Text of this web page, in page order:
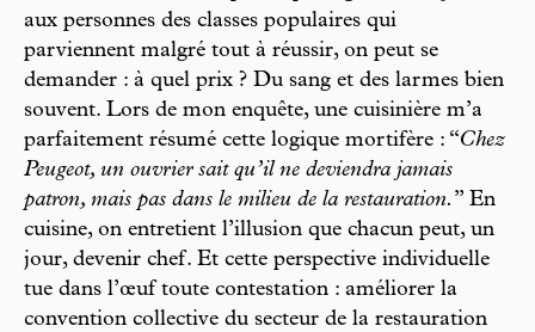
aux personnes des classes populaires qui
parviennent malgré tout à réussir, on peut se
demander : à quel prix ? Du sang et des larmes bien
souvent. Lors de mon enquête, une cuisinière m’a
parfaitement résumé cette logique mortifère : “Chez
Peugeot, un ouvrier sait qu’il ne deviendra jamais
patron, mais pas dans le milieu de la restauration. ” En
cuisine, on entretient l’illusion que chacun peut, un
jour, devenir chef. Et cette perspective individuelle
tue dans l’œuf toute contestation : améliorer la
convention collective du secteur de la restauration